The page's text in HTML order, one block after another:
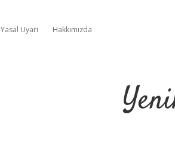
Yasal Uyarı Hakkımızda